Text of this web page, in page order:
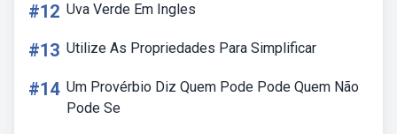
#12 Uva Verde Em Ingles
#13 Utilize As Propriedades Para Simplificar
#14 Um Provérbio Diz Quem Pode Pode Quem Não
Pode Se